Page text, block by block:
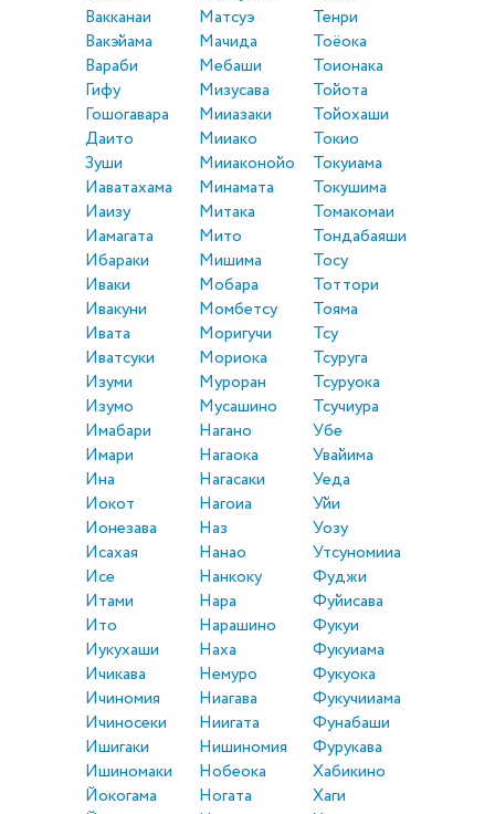
Вакканаи
Вакэйама
Вараби
Гифу
Гошогавара
Даито
Зуши
Иаватахама
Иаизу
Иамагата
Ибараки
Иваки
Ивакуни
Ивата
Иватсуки
Изуми
Изумо
Имабари
Имари
Ина
Иокот
Ионезава
Исахая
Исе
Итами
Ито
Иукухаши
Ичикава
Ичиномия
Ичиносеки
Ишигаки
Ишиномаки
Йокогама
Матсуэ
Мачида
Мебаши
Мизусава
Мииазаки
Мииако
Мииаконойо
Минамата
Митака
Мито
Мишима
Мобара
Момбетсу
Моригучи
Мориока
Муроран
Мусашино
Нагано
Нагаока
Нагасаки
Нагоиа
Наз
Нанао
Нанкоку
Нара
Нарашино
Наха
Немуро
Ниагава
Ниигата
Нишиномия
Нобеока
Ногата
Тенри
Тоёока
Тоионака
Тойота
Тойохаши
Токио
Токуиама
Токушима
Томакомаи
Тондабаяши
Тосу
Тоттори
Тояма
Тсу
Тсуруга
Тсуруока
Тсучиура
Убе
Увайима
Уеда
Уйи
Уозу
Утсуномииа
Фуджи
Фуйисава
Фукуи
Фукуиама
Фукуока
Фукучииама
Фунабаши
Фурукава
Хабикино
Хаги